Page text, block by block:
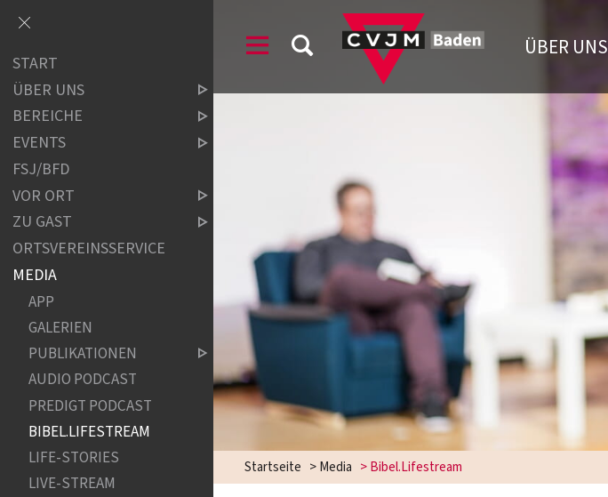
ÜBER UNS
Startseite >Media >Bibel.Lifestream
START
ÜBER UNS
BEREICHE
EVENTS
FSJ/BFD
VOR ORT
ZU GAST
ORTSVEREINSSERVICE
MEDIA
APP
GALERIEN
PUBLIKATIONEN
AUDIO PODCAST
PREDIGT PODCAST
BIBEL.LIFESTREAM
LIFE-STORIES
LIVE-STREAM